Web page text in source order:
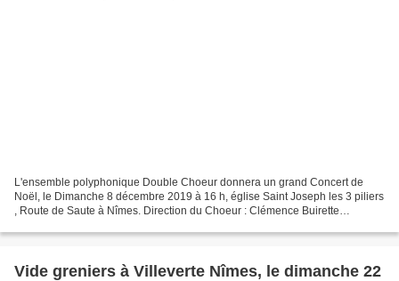
L'ensemble polyphonique Double Choeur donnera un grand Concert de
Noël, le Dimanche 8 décembre 2019 à 16 h, église Saint Joseph les 3 piliers
, Route de Saute à Nîmes. Direction du Choeur : Clémence Buirette
Vide greniers à Villeverte Nîmes, le dimanche 22